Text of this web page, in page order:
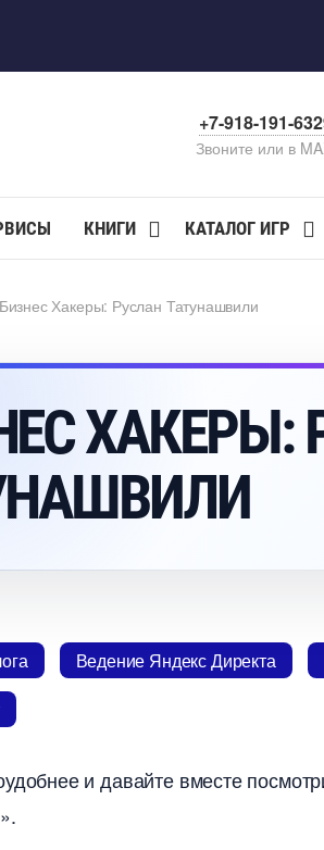
+7-918-191-
Звоните или в
КНИГИ КАТАЛОГ ИГР
Бизнес Хакеры: Руслан Татунашвили
ХАКЕРЫ:
едение Яндекс Директа
и давайте вместе